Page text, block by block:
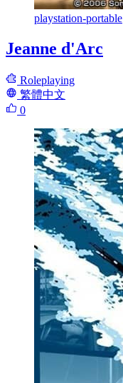
playstation-portable
Jeanne d'Arc
Roleplaying
繁體中文
0